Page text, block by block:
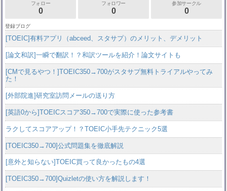
フォロー
0
フォロワー
0
参加サークル
0
登録ブログ
[TOEIC]有料アプリ（abceed、スタサプ）のメリット、デメリット
[論文和訳]一瞬で翻訳！？和訳ツールを紹介！論文サイトも
[CMで見るやつ！]TOEIC350→700がスタサプ無料トライアルやってみ
た！
[外部院進]研究室訪問メールの送り方
[英語0から]TOEICスコア350→700で実際に使った参考書
ラクしてスコアアップ！？TOEIC小手先テクニック5選
[TOEIC350→700]公式問題集を徹底解説
[意外と知らない]TOEIC買って良かったもの4選
[TOEIC350→700]Quizletの使い方を解説します！